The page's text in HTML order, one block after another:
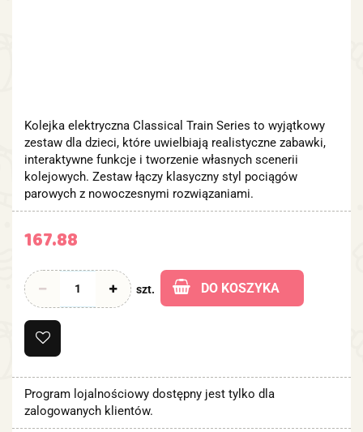
Kolejka elektryczna Classical Train Series to wyjątkowy
zestaw dla dzieci, które uwielbiają realistyczne zabawki,
interaktywne funkcje i tworzenie własnych scenerii
kolejowych. Zestaw łączy klasyczny styl pociągów
parowych z nowoczesnymi rozwiązaniami.
167.88
szt. DO KOSZYKA
Program lojalnościowy dostępny jest tylko dla
zalogowanych klientów.